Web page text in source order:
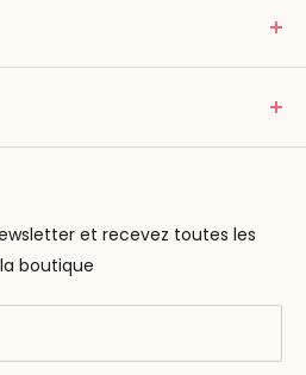
et recevez toutes les
boutique